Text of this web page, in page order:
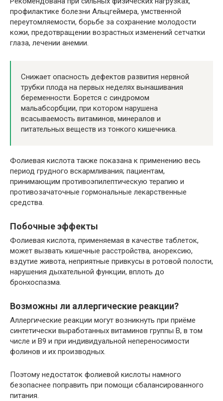
профилактике болезни Альцгеймера, умственной
переутомляемости, борьбе за сохранение молодости
кожи, предотвращении возрастных изменений сетчатки
глаза, лечении анемии.
Снижает опасность дефектов развития нервной
трубки плода на первых неделях вынашивания
беременности. Борется с синдромом
мальабсорбции, при котором нарушена
всасываемость витаминов, минералов и
питательных веществ из тонкого кишечника.
Фолиевая кислота также показана к применению весь
период грудного вскармливания; пациентам,
принимающим противоэпилептическую терапию и
противозачаточные гормональные лекарственные
средства.
Побочные эффекты
Фолиевая кислота, применяемая в качестве таблеток,
может вызвать кишечные расстройства, анорексию,
вздутие живота, неприятные привкусы в ротовой полости,
нарушения дыхательной функции, вплоть до
бронхоспазма.
Возможны ли аллергические реакции?
Аллергические реакции могут возникнуть при приёме
синтетически выработанных витаминов группы В, в том
числе и В9 и при индивидуальной непереносимости
фолинов и их производных.
Поэтому недостаток фолиевой кислоты намного
безопаснее поправить при помощи сбалансированного
питания.